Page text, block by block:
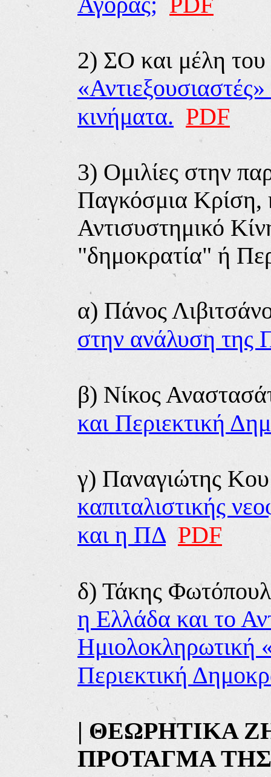
2) ΣΟ και μέλη του
κινήματα. PDF
3) Ομιλίες στην
Παγκόσμια Κρίση,
Αντισυστημικό
"δημοκρατία" ή
α) Πάνος
στην ανάλυση της
β) Νίκος
και Περιεκτική
γ) Παναγιώτης
καπιταλιστικής
και η ΠΔ PDF
δ) Τάκης
η Ελλάδα και το
Ημιολοκληρωτική
Περιεκτική
| ΘΕΩΡΗΤΙΚΑ
ΠΡΟΤΑΓΜΑ